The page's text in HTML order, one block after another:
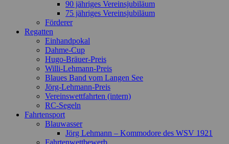
90 jähriges Vereinsjubiläum
75 jähriges Vereinsjubiläum
Förderer
Regatten
Einhandpokal
Dahme-Cup
Hugo-Bräuer-Preis
Willi-Lehmann-Preis
Blaues Band vom Langen See
Jörg-Lehmann-Preis
Vereinswettfahrten (intern)
RC-Segeln
Fahrtensport
Blauwasser
Jörg Lehmann – Kommodore des WSV 1921